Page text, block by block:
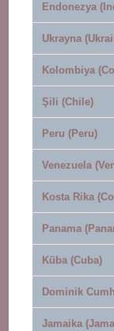
Endonezya
Ukrayna
Kolombiya
Şili (Chile)
Peru (Peru)
Venezuela
Kosta Rika
Panama
Küba (Cuba)
Dominik
Jamaika